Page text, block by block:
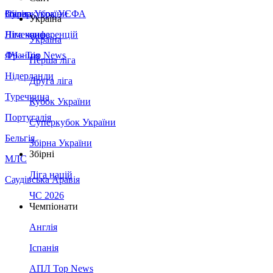
Збірна України
Італія
Німеччина
Франція
Нідерланди
Туреччина
Португалія
Бельгія
МЛС
Саудівська Аравія
Суперкубок УЄФА
Ліга конференцій
ЛЧ - Top News
Україна
Україна
Перша ліга
Друга ліга
Кубок України
Суперкубок України
Збірна України
Збірні
Ліга націй
ЧС 2026
Чемпіонати
Англія
Іспанія
АПЛ Top News